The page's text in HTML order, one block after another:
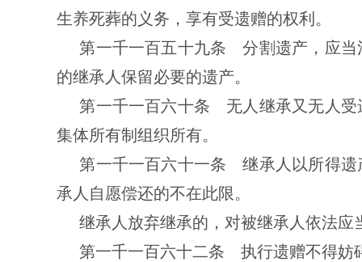
生养死葬的义务，享有受遗赠的权利。
第一千一百五十九条 分割遗产，应当
的继承人保留必要的遗产。
第一千一百六十条 无人继承又无人受
集体所有制组织所有。
第一千一百六十一条 继承人以所得遗
承人自愿偿还的不在此限。
继承人放弃继承的，对被继承人依法
第一千一百六十二条 执行遗赠不得妨